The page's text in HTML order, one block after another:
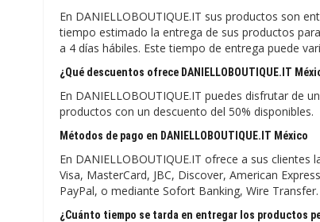
En DANIELLOBOUTIQUE.IT sus productos son
tiempo estimado la entrega de sus productos
a 4 días hábiles. Este tiempo de entrega puede
¿Qué descuentos ofrece DANIELLOBOUTIQUE.IT
En DANIELLOBOUTIQUE.IT puedes disfrutar de
productos con un descuento del 50% disponibles.
Métodos de pago en DANIELLOBOUTIQUE.IT México
En DANIELLOBOUTIQUE.IT ofrece a sus
Visa, MasterCard, JBC, Discover, American
PayPal, o mediante Sofort Banking, Wire Transfer.
¿Cuánto tiempo se tarda en entregar los productos